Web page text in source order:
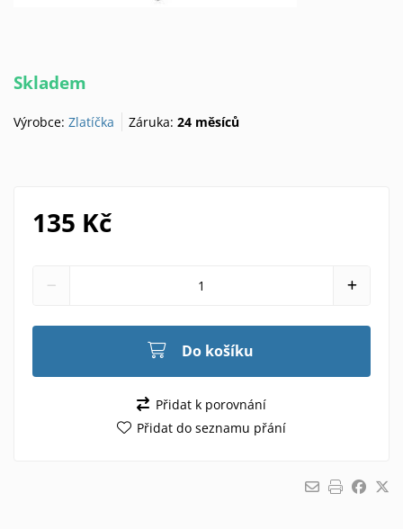
Skladem
Výrobce: Zlatíčka Záruka:24 měsíců
135 Kč
Do košíku
Přidat k porovnání
Přidat do seznamu přání